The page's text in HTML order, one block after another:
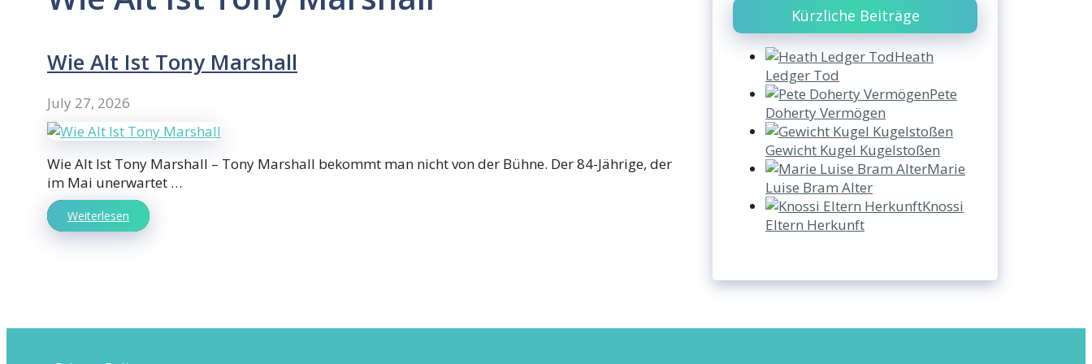
Wie Alt Ist Tony Marshall
July 27, 2026
Wie Alt Ist Tony Marshall – Tony Marshall bekommt man nicht von der Bühne. Der 84-Jährige, der
im Mai unerwartet …
Weiterlesen
Kürzliche Beiträge
Heath
Ledger Tod
Pete
Doherty Vermögen
Gewicht Kugel Kugelstoßen
Marie
Luise Bram Alter
Knossi
Eltern Herkunft